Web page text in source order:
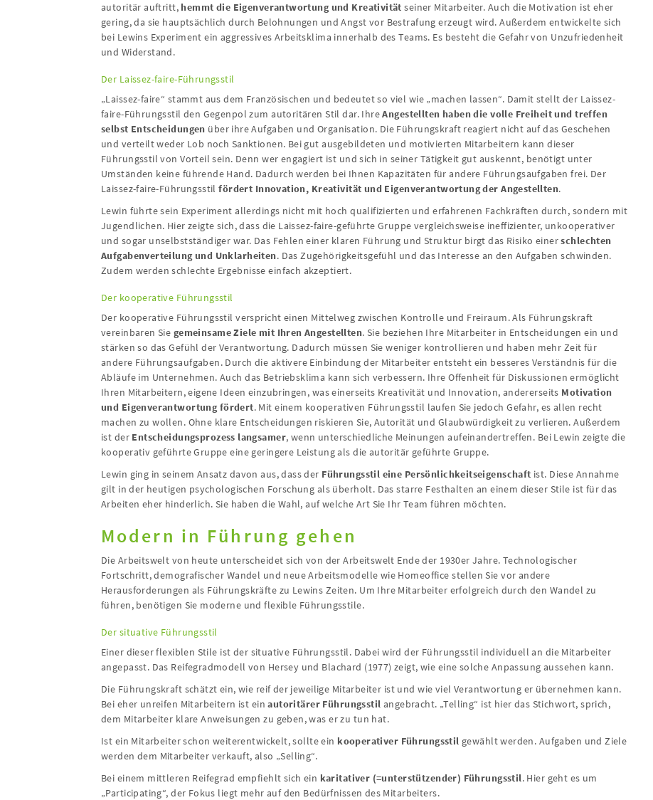
autoritär auftritt, hemmt die Eigenverantwortung und Kreativität seiner Mitarbeiter. Auch die Motivation ist eher
gering, da sie hauptsächlich durch Belohnungen und Angst vor Bestrafung erzeugt wird. Außerdem entwickelte sich
bei Lewins Experiment ein aggressives Arbeitsklima innerhalb des Teams. Es besteht die Gefahr von Unzufriedenheit
und Widerstand.
Der Laissez-faire-Führungsstil
„Laissez-faire“ stammt aus dem Französischen und bedeutet so viel wie „machen lassen“. Damit stellt der Laissez-
faire-Führungsstil den Gegenpol zum autoritären Stil dar. IhreAngestellten haben die volle Freiheit und treffen
selbst Entscheidungen über ihre Aufgaben und Organisation. Die Führungskraft reagiert nicht auf das Geschehen
und verteilt weder Lob noch Sanktionen. Bei gut ausgebildeten und motivierten Mitarbeitern kann dieser
Führungsstil von Vorteil sein. Denn wer engagiert ist und sich in seiner Tätigkeit gut auskennt, benötigt unter
Umständen keine führende Hand. Dadurch werden bei Ihnen Kapazitäten für andere Führungsaufgaben frei. Der
Laissez-faire-Führungsstilfördert Innovation, Kreativität und Eigenverantwortung der Angestellten.
Lewin führte sein Experiment allerdings nicht mit hoch qualifizierten und erfahrenen Fachkräften durch, sondern mit
Jugendlichen. Hier zeigte sich, dass die Laissez-faire-geführte Gruppe vergleichsweise ineffizienter, unkooperativer
und sogar unselbstständiger war. Das Fehlen einer klaren Führung und Struktur birgt das Risiko einerschlechten
Aufgabenverteilung und Unklarheiten. Das Zugehörigkeitsgefühl und das Interesse an den Aufgaben schwinden.
Zudem werden schlechte Ergebnisse einfach akzeptiert.
Der kooperative Führungsstil
Der kooperative Führungsstil verspricht einen Mittelweg zwischen Kontrolle und Freiraum. Als Führungskraft
vereinbaren Sie gemeinsame Ziele mit Ihren Angestellten. Sie beziehen Ihre Mitarbeiter in Entscheidungen ein und
stärken so das Gefühl der Verantwortung. Dadurch müssen Sie weniger kontrollieren und haben mehr Zeit für
andere Führungsaufgaben. Durch die aktivere Einbindung der Mitarbeiter entsteht ein besseres Verständnis für die
Abläufe im Unternehmen. Auch das Betriebsklima kann sich verbessern. Ihre Offenheit für Diskussionen ermöglicht
Ihren Mitarbeitern, eigene Ideen einzubringen, was einerseits Kreativität und Innovation, andererseits Motivation
und Eigenverantwortung fördert. Mit einem kooperativen Führungsstil laufen Sie jedoch Gefahr, es allen recht
machen zu wollen. Ohne klare Entscheidungen riskieren Sie, Autorität und Glaubwürdigkeit zu verlieren. Außerdem
ist derEntscheidungsprozess langsamer, wenn unterschiedliche Meinungen aufeinandertreffen. Bei Lewin zeigte die
kooperativ geführte Gruppe eine geringere Leistung als die autoritär geführte Gruppe.
Lewin ging in seinem Ansatz davon aus, dass der Führungsstil eine Persönlichkeitseigenschaft ist. Diese Annahme
gilt in der heutigen psychologischen Forschung als überholt. Das starre Festhalten an einem dieser Stile ist für das
Arbeiten eher hinderlich. Sie haben die Wahl, auf welche Art Sie Ihr Team führen möchten.
Modern in Führung gehen
Die Arbeitswelt von heute unterscheidet sich von der Arbeitswelt Ende der 1930er Jahre. Technologischer
Fortschritt, demografischer Wandel und neue Arbeitsmodelle wie Homeoffice stellen Sie vor andere
Herausforderungen als Führungskräfte zu Lewins Zeiten. Um Ihre Mitarbeiter erfolgreich durch den Wandel zu
führen, benötigen Sie moderne und flexible Führungsstile.
Der situative Führungsstil
Einer dieser flexiblen Stile ist der situative Führungsstil. Dabei wird der Führungsstil individuell an die Mitarbeiter
angepasst. Das Reifegradmodell von Hersey und Blachard (1977) zeigt, wie eine solche Anpassung aussehen kann.
Die Führungskraft schätzt ein, wie reif der jeweilige Mitarbeiter ist und wie viel Verantwortung er übernehmen kann.
Bei eher unreifen Mitarbeitern ist ein autoritärer Führungsstil angebracht. „Telling“ ist hier das Stichwort, sprich,
dem Mitarbeiter klare Anweisungen zu geben, was er zu tun hat.
Ist ein Mitarbeiter schon weiterentwickelt, sollte ein kooperativer Führungsstil gewählt werden. Aufgaben und Ziele
werden dem Mitarbeiter verkauft, also „Selling“.
Bei einem mittleren Reifegrad empfiehlt sich ein karitativer (=unterstützender) Führungsstil. Hier geht es um
„Participating“, der Fokus liegt mehr auf den Bedürfnissen des Mitarbeiters.